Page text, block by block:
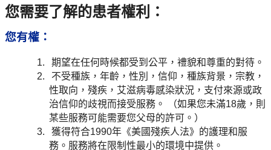
您需要了解的患者權利：
您有權：
期望在任何時候都受到公平，禮貌和尊重的對待。
不受種族，年齡，性別，信仰，種族背景，宗教，
性取向，殘疾，艾滋病毒感染狀況，支付來源或政
治信仰的歧視而接受服務。 （如果您未滿18歲，則
某些服務可能需要您父母的許可。）
獲得符合1990年《美國殘疾人法》的護理和服
務。服務將在限制性最小的環境中提供。